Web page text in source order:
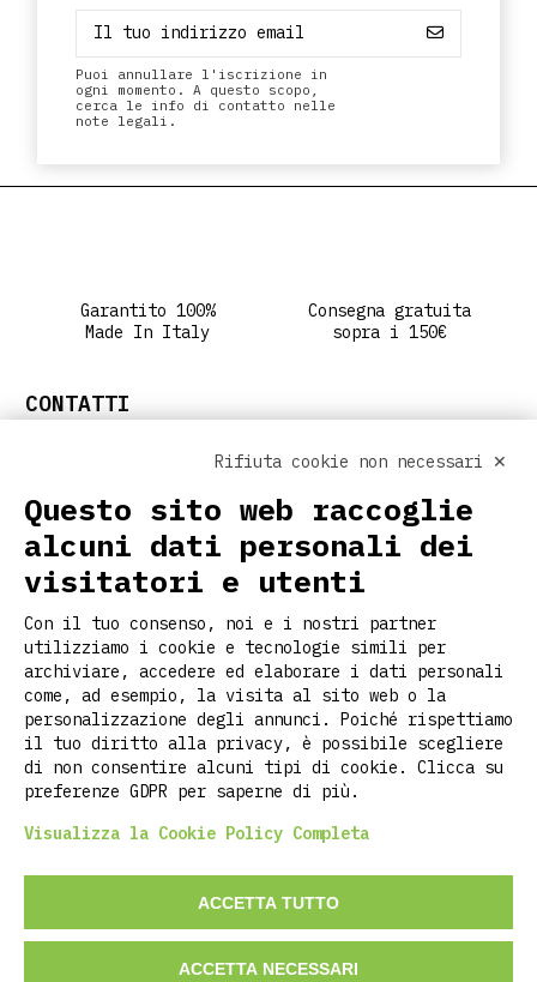
Puoi annullare l'iscrizione in
ogni momento. A questo scopo,
cerca le info di contatto nelle
note legali.
Garantito 100%
Made In Italy
Consegna gratuita
sopra i 150€
CONTATTI
Home
Chi siamo
Personalizzazione
Contatti
Magazine
Faq
©2026 RITCLOTHING DI LUCA PIETROPOLI
P.iva: 02737700209
Rifiuta cookie non necessari ✕
Questo sito web raccoglie
alcuni dati personali dei
visitatori e utenti
Con il tuo consenso, noi e i nostri partner
utilizziamo i cookie e tecnologie simili per
archiviare, accedere ed elaborare i dati personali
come, ad esempio, la visita al sito web o la
personalizzazione degli annunci. Poiché rispettiamo
il tuo diritto alla privacy, è possibile scegliere
di non consentire alcuni tipi di cookie. Clicca su
preferenze GDPR per saperne di più.
Visualizza la Cookie Policy Completa
ACCETTA TUTTO
ACCETTA NECESSARI